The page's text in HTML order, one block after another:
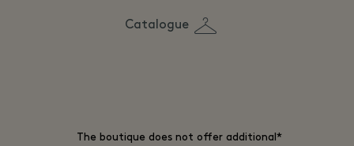
Catalogue
*The boutique does not offer additional